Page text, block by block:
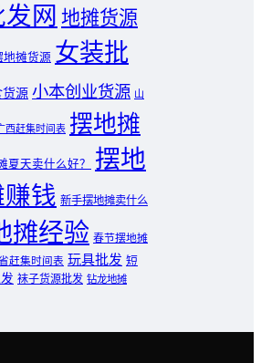
网 地摊货源
地摊货源 女装批
货源 小本创业货源 山
西赶集时间表 摆地摊
夏天卖什么好？
摆地
钱 新手摆地摊卖什么
摊经验 春节摆地摊
赶集时间表 玩具批发 短
袜子货源批发 钻龙地摊